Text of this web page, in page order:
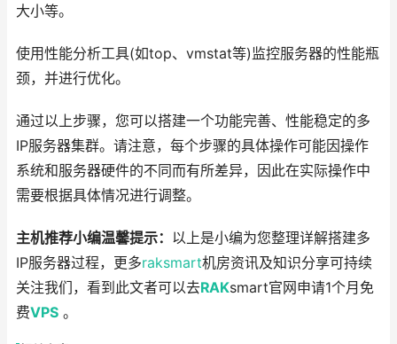
大小等。
使用性能分析工具(如top、vmstat等)监控服务器的性能瓶
颈，并进行优化。
通过以上步骤，您可以搭建一个功能完善、性能稳定的多
IP服务器集群。请注意，每个步骤的具体操作可能因操作
系统和服务器硬件的不同而有所差异，因此在实际操作中
需要根据具体情况进行调整。
主机推荐小编温馨提示： 以上是小编为您整理详解搭建多
IP服务器过程，更多raksmart机房资讯及知识分享可持续
关注我们，看到此文者可以去RAKsmart官网申请1个月免
费VPS 。